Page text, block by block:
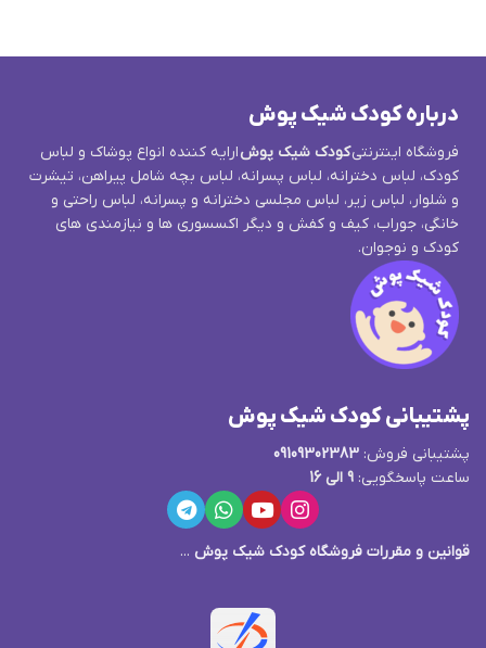
درباره کودک شیک پوش
فروشگاه اینترنتیکودک شیک پوشارایه کننده انواع پوشاک و لباس
کودک، لباس دخترانه، لباس پسرانه، لباس بچه شامل پیراهن، تیشرت
و شلوار، لباس زیر، لباس مجلسی دخترانه و پسرانه، لباس راحتی و
خانگی، جوراب، کیف و کفش و دیگر اکسسوری ها و نیازمندی های
کودک و نوجوان.
پشتیبانی کودک شیک پوش
پشتیبانی فروش: 09109302383
ساعت پاسخگویی: 9 الی 16
قوانین و مقررات فروشگاه کودک شیک پوش ...